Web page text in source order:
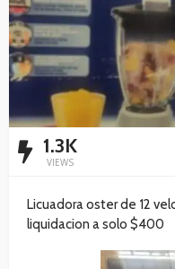
1.3K
VIEWS
Licuadora oster de 12
liquidacion a solo $400